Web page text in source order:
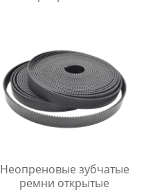
Неопреновые зубчатые
ремни открытые